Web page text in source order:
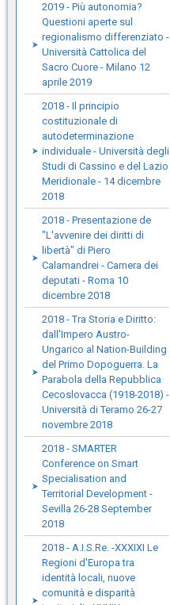
2019 - Più autonomia?
Questioni aperte sul
regionalismo differenziato -
Università Cattolica del
Sacro Cuore - Milano 12
aprile 2019
2018 - Il principio
costituzionale di
autodeterminazione
individuale - Università degli
Studi di Cassino e del Lazio
Meridionale - 14 dicembre
2018
2018 - Presentazione de
"L'avvenire dei diritti di
libertà" di Piero
Calamandrei - Camera dei
deputati - Roma 10
dicembre 2018
2018 - Tra Storia e Diritto:
dall'Impero Austro-
Ungarico al Nation-Building
del Primo Dopoguerra. La
Parabola della Repubblica
Cecoslovacca (1918-2018) -
Università di Teramo 26-27
novembre 2018
2018 - SMARTER
Conference on Smart
Specialisation and
Territorial Development -
Sevilla 26-28 September
2018
2018 - A.I.S.Re. -XXXIXI Le
Regioni d'Europa tra
identità locali, nuove
comunità e disparità